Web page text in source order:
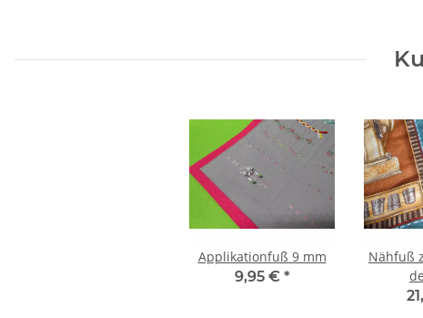
Applikationfuß 9 mm
9,95 € *
Nähfuß